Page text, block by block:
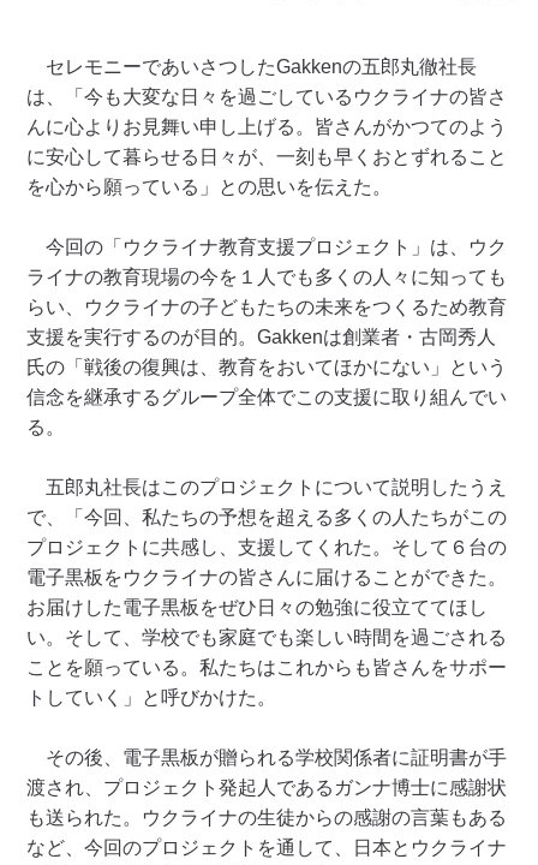
セレモニーであいさつしたGakkenの五郎丸徹社長
は、「今も大変な日々を過ごしているウクライナの皆さ
んに心よりお見舞い申し上げる。皆さんがかつてのよう
に安心して暮らせる日々が、一刻も早くおとずれること
を心から願っている」との思いを伝えた。
今回の「ウクライナ教育支援プロジェクト」は、ウク
ライナの教育現場の今を１人でも多くの人々に知っても
らい、ウクライナの子どもたちの未来をつくるため教育
支援を実行するのが目的。Gakkenは創業者・古岡秀人
氏の「戦後の復興は、教育をおいてほかにない」という
信念を継承するグループ全体でこの支援に取り組んでい
る。
五郎丸社長はこのプロジェクトについて説明したうえ
で、「今回、私たちの予想を超える多くの人たちがこの
プロジェクトに共感し、支援してくれた。そして６台の
電子黒板をウクライナの皆さんに届けることができた。
お届けした電子黒板をぜひ日々の勉強に役立ててほし
い。そして、学校でも家庭でも楽しい時間を過ごされる
ことを願っている。私たちはこれからも皆さんをサポー
トしていく」と呼びかけた。
その後、電子黒板が贈られる学校関係者に証明書が手
渡され、プロジェクト発起人であるガンナ博士に感謝状
も送られた。ウクライナの生徒からの感謝の言葉もある
など、今回のプロジェクトを通して、日本とウクライナ